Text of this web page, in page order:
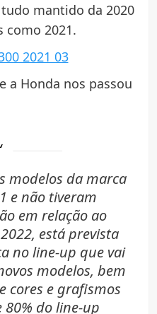
tudo mantido da 2020
como 2021.
a Honda nos passou
modelos da marca
e não tiveram
em relação ao
está prevista
no line-up que vai
modelos, bem
cores e grafismos
do line-up